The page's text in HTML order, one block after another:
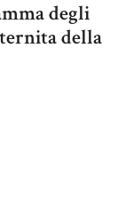
degli
della